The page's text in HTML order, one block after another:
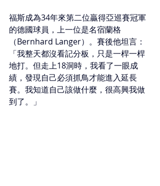
福斯成為34年來第二位贏得亞巡賽冠軍
的德國球員，上一位是名宿蘭格
（Bernhard Langer）。賽後他坦言：
「我整天都沒看記分板，只是一桿一桿
地打。但走上18洞時，我看了一眼成
績，發現自己必須抓鳥才能進入延長
賽。我知道自己該做什麼，很高興我做
到了。」